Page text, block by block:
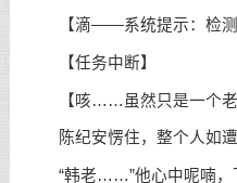
【滴——系统提示：检测
【任务中断】
【咳……虽然只是一个老
陈纪安愣住，整个人如遭
“韩老……”他心中呢喃，